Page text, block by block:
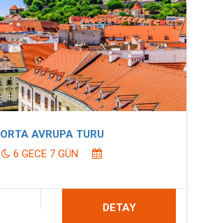
ORTA AVRUPA TURU
6 GECE 7 GÜN
DETAY